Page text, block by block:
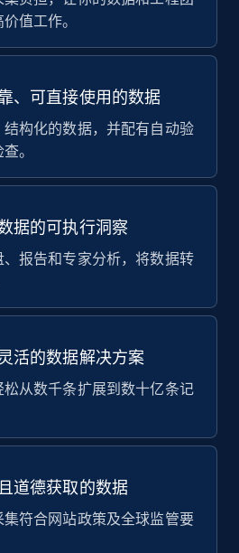
值工作。
、可直接使用的数据
构化的数据，并配有自动验
。
据的可执行洞察
报告和专家分析，将数据转
活的数据解决方案
从数千条扩展到数十亿条记
道德获取的数据
符合网站政策及全球监管要